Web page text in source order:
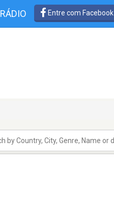
RÁDIO Entre com Facebook